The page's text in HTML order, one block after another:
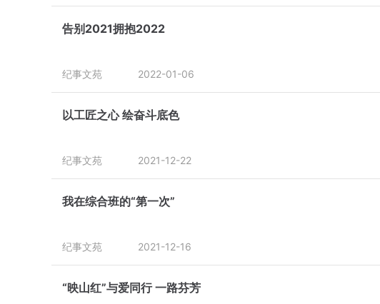
告别2021拥抱2022
纪事文苑 2022-01-06
以工匠之心 绘奋斗底色
纪事文苑 2021-12-22
我在综合班的“第一次”
纪事文苑 2021-12-16
“映山红”与爱同行 一路芬芳